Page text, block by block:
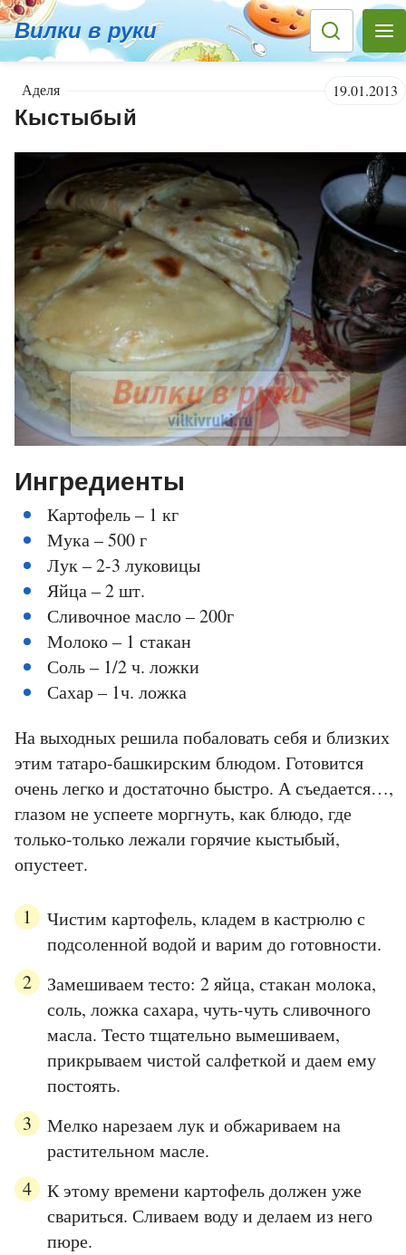
Вилки в руки
Аделя 19.01.2013
Кыстыбый
Ингредиенты
Картофель – 1 кг
Мука – 500 г
Лук – 2-3 луковицы
Яйца – 2 шт.
Сливочное масло – 200г
Молоко – 1 стакан
Соль – 1/2 ч. ложки
Сахар – 1ч. ложка
На выходных решила побаловать себя и близких
этим татаро-башкирским блюдом. Готовится
очень легко и достаточно быстро. А съедается…,
глазом не успеете моргнуть, как блюдо, где
только-только лежали горячие кыстыбый,
опустеет.
Чистим картофель, кладем в кастрюлю с
подсоленной водой и варим до готовности.
Замешиваем тесто: 2 яйца, стакан молока,
соль, ложка сахара, чуть-чуть сливочного
масла. Тесто тщательно вымешиваем,
прикрываем чистой салфеткой и даем ему
постоять.
Мелко нарезаем лук и обжариваем на
растительном масле.
К этому времени картофель должен уже
свариться. Сливаем воду и делаем из него
пюре.